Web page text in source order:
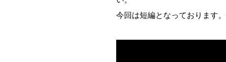
今回は短編となっております